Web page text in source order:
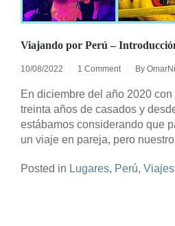
Viajando por Perú –
10/08/2022 1 Comment By
En diciembre del año 2020
treinta años de casados y
estábamos considerando que
un viaje en pareja, pero
Posted in Lugares, Perú, Viajes